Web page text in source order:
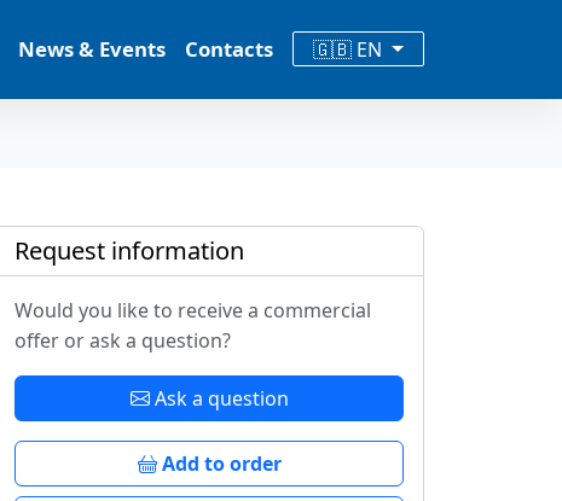
News & Events Contacts 🇬🇧 EN
Request information
Would you like to receive a commercial
offer or ask a question?
Ask a question
Add to order